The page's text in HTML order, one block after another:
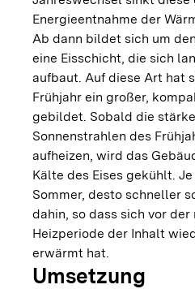
Energieentnahme der
Ab dann bildet sich um
eine Eisschicht, die sich
aufbaut. Auf diese Art hat
Frühjahr ein großer,
gebildet. Sobald die
Sonnenstrahlen des
aufheizen, wird das
Kälte des Eises gekühlt.
Sommer, desto schneller
dahin, so dass sich vor der
Heizperiode der Inhalt
erwärmt hat.
Umsetzung